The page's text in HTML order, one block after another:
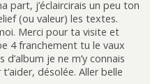
part, j’éclaircirais un peu ton
(ou valeur) les textes.
Merci pour ta visite et
4 franchement tu le vaux
je ne m’y connais
désolée. Aller belle